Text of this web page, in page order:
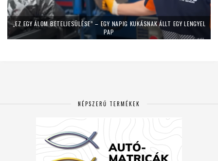
„EZ EGY ÁLOM BETELJESÜLÉSE” – EGY NAPIG KUKÁSNAK ÁLLT EGY LENGYEL
PAP
NÉPSZERŰ TERMÉKEK